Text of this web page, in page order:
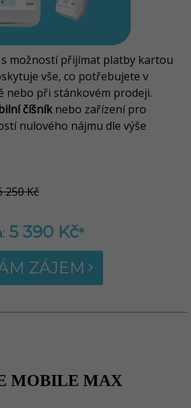
možností přijímat platby kartou
vše, co potřebujete v
nebo při stánkovém prodeji.
číšníknebo zařízení pro
nulového nájmu dle výše
250 Kč
5 390 Kč*
ZÁJEM
MOBILE MAX